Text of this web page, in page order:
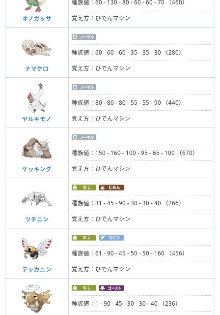
キノガッサ
種族値：60 - 130 - 80 - 60 - 60 - 70 （460）
覚え方：ひでんマシン
ナマケロ
種族値：60 - 60 - 60 - 35 - 35 - 30 （280）
覚え方：ひでんマシン
ヤルキモノ
種族値：80 - 80 - 80 - 55 - 55 - 90 （440）
覚え方：ひでんマシン
ケッキング
種族値：150 - 160 - 100 - 95 - 65 - 100 （670）
覚え方：ひでんマシン
ツチニン
種族値：31 - 45 - 90 - 30 - 30 - 40 （266）
覚え方：ひでんマシン
テッカニン
種族値：61 - 90 - 45 - 50 - 50 - 160 （456）
覚え方：ひでんマシン
種族値：1 - 90 - 45 - 30 - 30 - 40 （236）